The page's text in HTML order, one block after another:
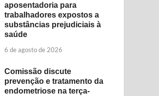
aposentadoria para
trabalhadores expostos a
substâncias prejudiciais à
saúde
6 de agosto de 2026
Comissão discute
prevenção e tratamento da
endometriose na terça-